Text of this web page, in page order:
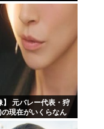
】 元バレー代表・狩
現在がいくらなん
すぎる！